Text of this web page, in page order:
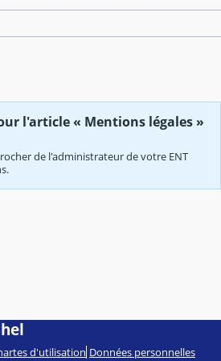
l'article « Mentions légales »
de l'administrateur de votre ENT
d'utilisation Données personnelles